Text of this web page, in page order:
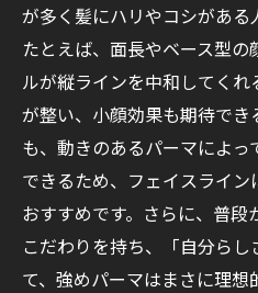
が多く髪にハリやコシがある
たとえば、面長やベース型
ルが縦ラインを中和してく
が整い、小顔効果も期待で
も、動きのあるパーマによ
できるため、フェイスライ
おすすめです。さらに、普
こだわりを持ち、「自分ら
て、強めパーマはまさに理想